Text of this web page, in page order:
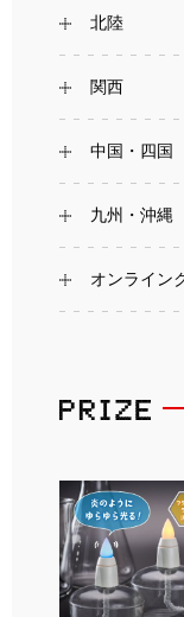
北陸
関西
中国・四国
九州・沖縄
オンライン